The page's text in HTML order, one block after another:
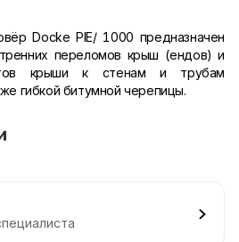
Docke PIE/ 1000 предназначен
переломов крыш (ендов) и
крыши к стенам и трубам
гибкой битумной черепицы.